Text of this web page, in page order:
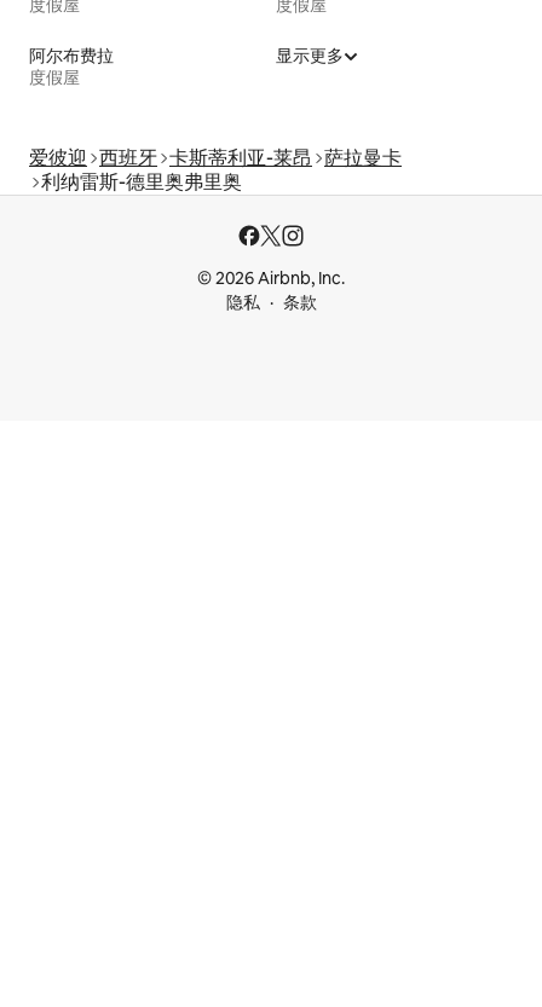
阿尔布费拉
度假屋
显示更多
爱彼迎 西班牙 卡斯蒂利亚-莱昂 萨拉曼卡
利纳雷斯-德里奥弗里奥
© 2026 Airbnb, Inc.
隐私
条款